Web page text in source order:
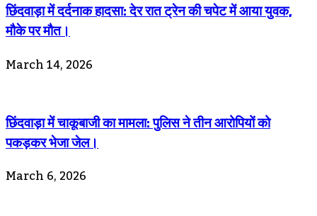
छिंदवाड़ा में दर्दनाक हादसा: देर रात ट्रेन की चपेट में आया युवक,
मौके पर मौत।
March 14, 2026
छिंदवाड़ा में चाकूबाजी का मामला: पुलिस ने तीन आरोपियों को
पकड़कर भेजा जेल।
March 6, 2026